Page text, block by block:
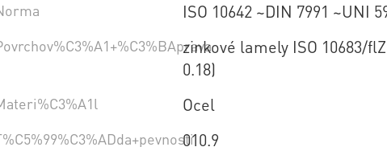
ISO 10642 ~DIN 7991 ~UNI
zinkové lamely ISO 10683/
0.18)
Ocel
010.9